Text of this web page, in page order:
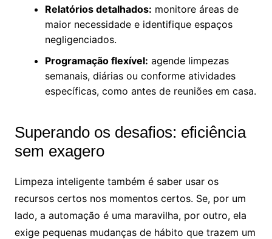
Relatórios detalhados: monitore áreas de
maior necessidade e identifique espaços
negligenciados.
Programação flexível: agende limpezas
semanais, diárias ou conforme atividades
específicas, como antes de reuniões em casa.
Superando os desafios: eficiência
sem exagero
Limpeza inteligente também é saber usar os
recursos certos nos momentos certos. Se, por um
lado, a automação é uma maravilha, por outro, ela
exige pequenas mudanças de hábito que trazem um